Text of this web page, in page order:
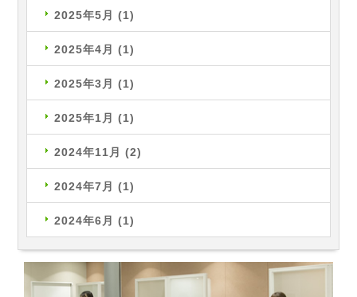
2025年5月 (1)
2025年4月 (1)
2025年3月 (1)
2025年1月 (1)
2024年11月 (2)
2024年7月 (1)
2024年6月 (1)